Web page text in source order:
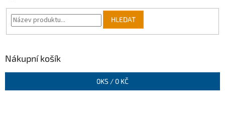
HLEDAT
Nákupní košík
0KS / 0 KČ